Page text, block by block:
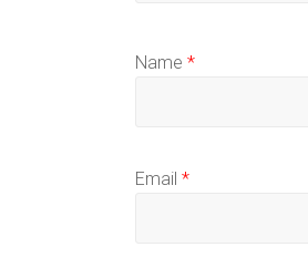
Name *
Email *